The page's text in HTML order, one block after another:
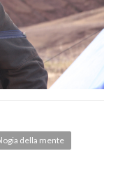
della mente